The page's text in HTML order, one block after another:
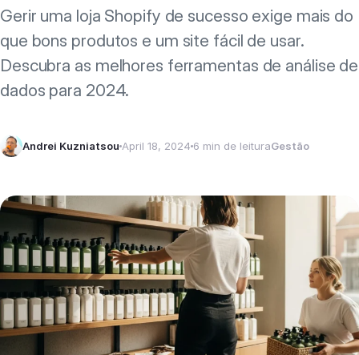
Gerir uma loja Shopify de sucesso exige mais do
que bons produtos e um site fácil de usar.
Descubra as melhores ferramentas de análise de
dados para 2024.
Andrei Kuzniatsou April 18, 2024 6 min de leituraGestão